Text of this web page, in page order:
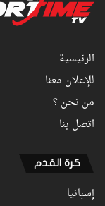
الرئيسية
للإعلان معنا
من نحن ؟
اتصل بنا
كرة القدم
إسبانيا